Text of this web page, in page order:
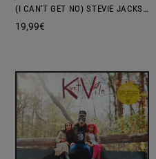
(I CAN'T GET NO) STEVIE JACKSON
19,99€